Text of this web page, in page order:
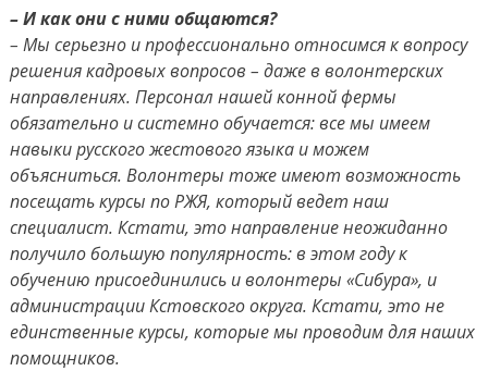
– И как они с ними общаются?
– Мы серьезно и профессионально относимся к вопросу
решения кадровых вопросов – даже в волонтерских
направлениях. Персонал нашей конной фермы
обязательно и системно обучается: все мы имеем
навыки русского жестового языка и можем
объясниться. Волонтеры тоже имеют возможность
посещать курсы по РЖЯ, который ведет наш
специалист. Кстати, это направление неожиданно
получило большую популярность: в этом году к
обучению присоединились и волонтеры «Сибура», и
администрации Кстовского округа. Кстати, это не
единственные курсы, которые мы проводим для наших
помощников.